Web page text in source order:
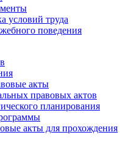
условий труда
поведения
акты
правовых актов
планирования
акты для прохождения